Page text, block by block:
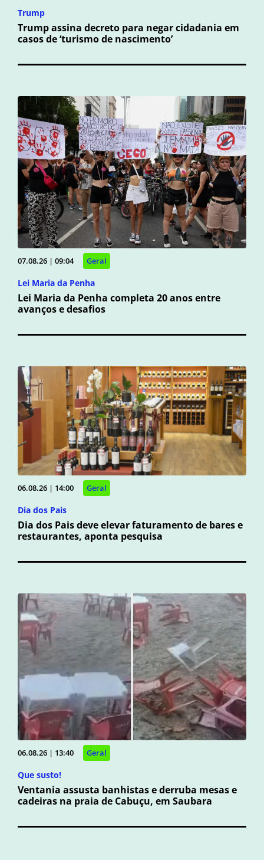
Trump
Trump assina decreto para negar cidadania em
casos de ‘turismo de nascimento’
07.08.26 | 09:04 Geral
Lei Maria da Penha
Lei Maria da Penha completa 20 anos entre
avanços e desafios
06.08.26 | 14:00 Geral
Dia dos Pais
Dia dos Pais deve elevar faturamento de bares e
restaurantes, aponta pesquisa
06.08.26 | 13:40 Geral
Que susto!
Ventania assusta banhistas e derruba mesas e
cadeiras na praia de Cabuçu, em Saubara